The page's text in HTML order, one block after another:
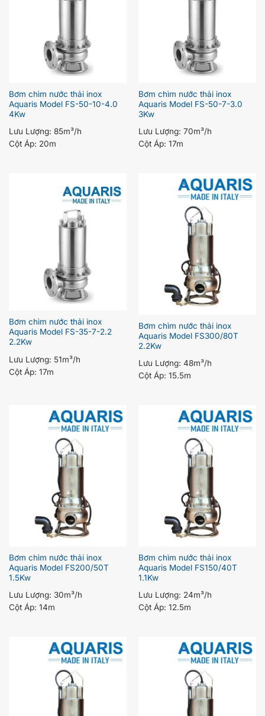
Bơm chìm nước thải inox
Aquaris Model FS-50-10-4.0
4Kw
Lưu Lượng: 85m³/h
Cột Áp: 20m
Bơm chìm nước thải inox
Aquaris Model FS-50-7-3.0
3Kw
Lưu Lượng: 70m³/h
Cột Áp: 17m
Bơm chìm nước thải inox
Aquaris Model FS-35-7-2.2
2.2Kw
Lưu Lượng: 51m³/h
Cột Áp: 17m
Bơm chìm nước thải inox
Aquaris Model FS300/80T
2.2Kw
Lưu Lượng: 48m³/h
Cột Áp: 15.5m
Bơm chìm nước thải inox
Aquaris Model FS200/50T
1.5Kw
Lưu Lượng: 30m³/h
Cột Áp: 14m
Bơm chìm nước thải inox
Aquaris Model FS150/40T
1.1Kw
Lưu Lượng: 24m³/h
Cột Áp: 12.5m